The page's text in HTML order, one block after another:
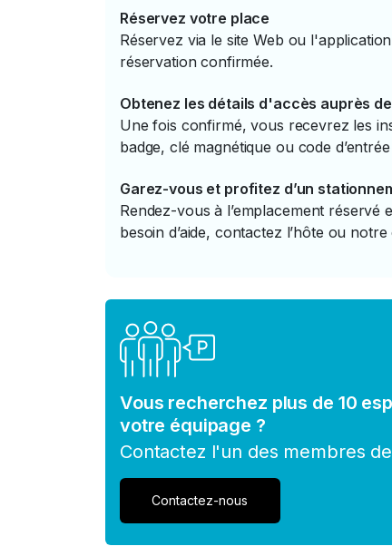
Réservez votre place
Réservez via le site Web ou
réservation confirmée.
Obtenez les détails d'accès auprès
Une fois confirmé, vous recevrez les
badge, clé magnétique ou code
Garez-vous et profitez d’un
Rendez-vous à l’emplacement
besoin d’aide, contactez l’hôte ou
Vous recherchez plus de 10
votre équipage ?
Contactez l'un des membres
Contactez-nous